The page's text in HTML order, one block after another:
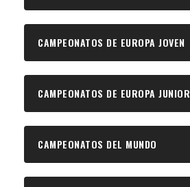
CAMPEONATOS DE EUROPA JOVEN
CAMPEONATOS DE EUROPA JUNIOR
CAMPEONATOS DEL MUNDO